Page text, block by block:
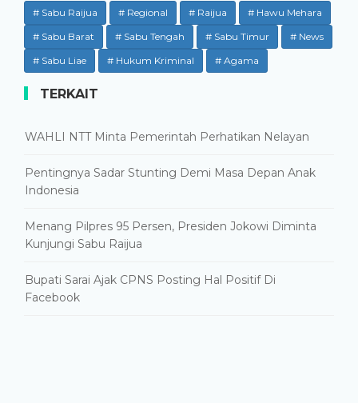
# Sabu Raijua # Regional # Raijua
# Hawu Mehara
# Sabu Barat
# Sabu Tengah # Sabu Timur
# News
# Sabu Liae
# Hukum Kriminal # Agama
TERKAIT
WAHLI NTT Minta Pemerintah Perhatikan Nelayan
Pentingnya Sadar Stunting Demi Masa Depan Anak
Indonesia
Menang Pilpres 95 Persen, Presiden Jokowi Diminta
Kunjungi Sabu Raijua
Bupati Sarai Ajak CPNS Posting Hal Positif Di
Facebook